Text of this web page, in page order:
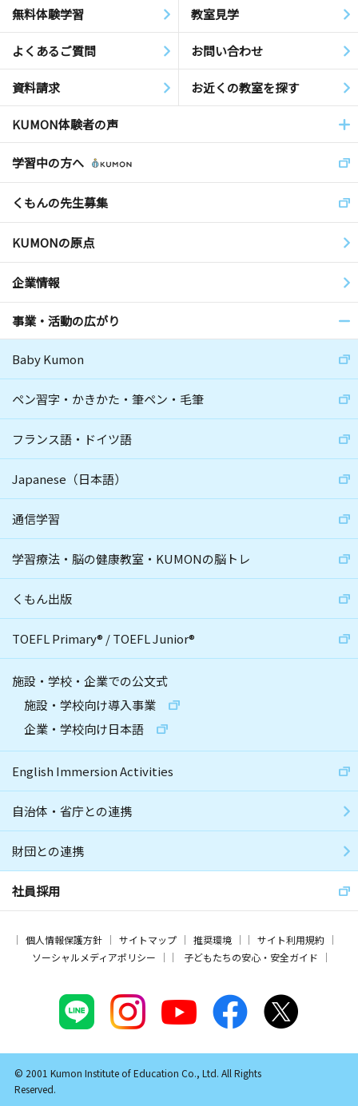
無料体験学習 教室見学
よくあるご質問 お問い合わせ
資料請求 お近くの教室を探す
KUMON体験者の声
学習中の方へ
くもんの先生募集
KUMONの原点
企業情報
事業・活動の広がり
Baby Kumon
ペン習字・かきかた・筆ペン・毛筆
フランス語・ドイツ語
Japanese（日本語）
通信学習
学習療法・脳の健康教室・KUMONの脳トレ
くもん出版
TOEFL Primary® /TOEFL Junior®
施設・学校・企業での公文式
施設・学校向け導入事業
企業・学校向け日本語
English Immersion Activities
自治体・省庁との連携
財団との連携
社員採用
個人情報保護方針 サイトマップ 推奨環境
サイト利用規約
ソーシャルメディアポリシー
子どもたちの安心・安全ガイド
© 2001 Kumon Institute of Education Co., Ltd. All Rights
Reserved.